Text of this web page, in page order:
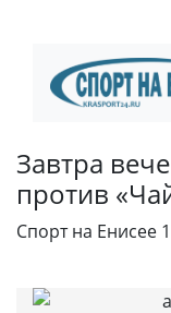
Завтра
против
Спорт на Енисее